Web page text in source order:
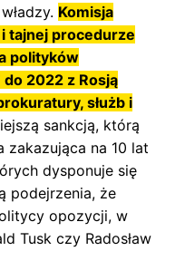
Komisja
tajnej procedurze
polityków
2022 z Rosją
służb i
sankcją, którą
zakazująca na 10 lat
dysponuje się
podejrzenia, że
opozycji, w
Tusk czy Radosław